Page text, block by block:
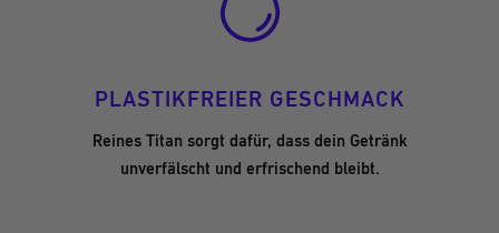
PLASTIKFREIER GESCHMACK
Reines Titan sorgt dafür, dass dein Getränk
unverfälscht und erfrischend bleibt.